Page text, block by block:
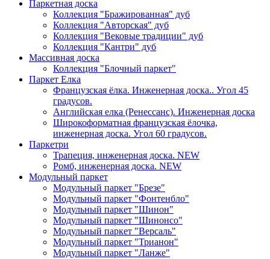
Паркетная доска
Коллекция "Бражированная" дуб
Коллекция "Авторская" дуб
Коллекция "Вековые традиции" дуб
Коллекция "Кантри" дуб
Массивная доска
Коллекция "Блочный паркет"
Паркет Елка
Французская ёлка. Инженерная доска.. Угол 45
градусов.
Английская елка (Ренессанс). Инженерная доска
Широкоформатная французская ёлочка,
инженерная доска. Угол 60 градусов.
Паркетри
Трапеция, инженерная доска. NEW
Ромб, инженерная доска. NEW
Модульный паркет
Модульный паркет "Брезе"
Модульный паркет "Фонтенбло"
Модульный паркет "Шинон"
Модульный паркет "Шинонсо"
Модульный паркет "Версаль"
Модульный паркет "Трианон"
Модульный паркет "Ланже"